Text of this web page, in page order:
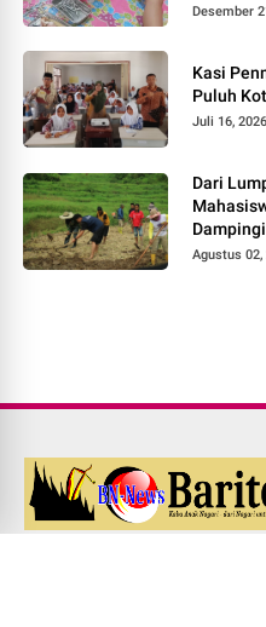
Desember
Kasi
Puluh
Juli 16, 2026
Dari
Pokok
Agustus 02,